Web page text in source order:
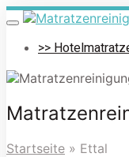
Skip
to
main
Toggle
navigation
>>
Startseite » Ettal